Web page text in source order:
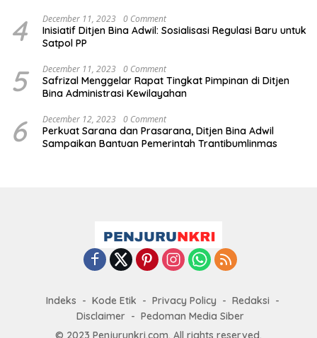
4 December 11, 2023 0 Comment
Inisiatif Ditjen Bina Adwil: Sosialisasi Regulasi Baru untuk
Satpol PP
5 December 11, 2023 0 Comment
Safrizal Menggelar Rapat Tingkat Pimpinan di Ditjen
Bina Administrasi Kewilayahan
6 December 12, 2023 0 Comment
Perkuat Sarana dan Prasarana, Ditjen Bina Adwil
Sampaikan Bantuan Pemerintah Trantibumlinmas
Indeks Kode Etik Privacy Policy
Redaksi
Disclaimer
Pedoman Media Siber
© 2023 Penjurunkri.com. All rights reserved.